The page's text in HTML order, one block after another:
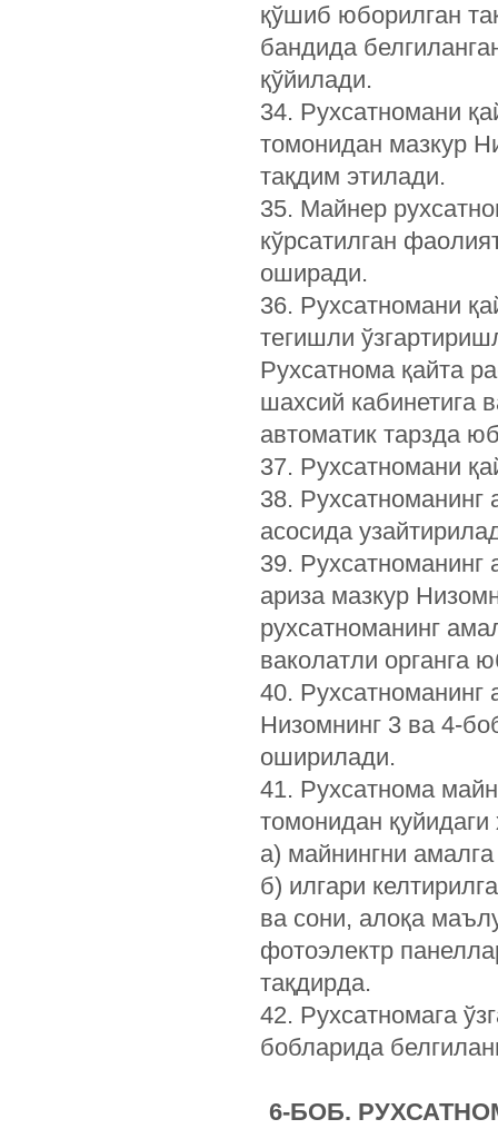
қўшиб юборилган
бандида
қўйилади.
34. Рухсатномани
томонидан мазкур
тақдим этилади.
35. Майнер
кўрсатилган
оширади.
36. Рухсатномани
тегишли
Рухсатнома қайта
шахсий кабинетига
автоматик тарзда
37. Рухсатномани
38. Рухсатноманинг
асосида
39. Рухсатноманинг
ариза мазкур
рухсатноманинг
ваколатли органга
40.
Низомнинг 3 ва 4-
оширилади.
41. Рухсатнома
томонидан
а) майнингни
б) илгари
ва сони, алоқа
фотоэлектр
тақдирда.
42. Рухсатномага
бобларида
6-БОБ.